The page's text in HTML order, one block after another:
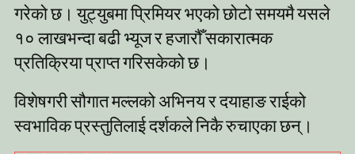
गरेको छ। युट्युबमा प्रिमियर भएको छोटो समयमै यसले
१० लाखभन्दा बढी भ्यूज र हजारौँ सकारात्मक
प्रतिक्रिया प्राप्त गरिसकेको छ।
विशेषगरी सौगात मल्लको अभिनय र दयाहाङ राईको
स्वभाविक प्रस्तुतिलाई दर्शकले निकै रुचाएका छन्।